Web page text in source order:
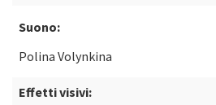
Suono:
Polina Volynkina
Effetti visivi: